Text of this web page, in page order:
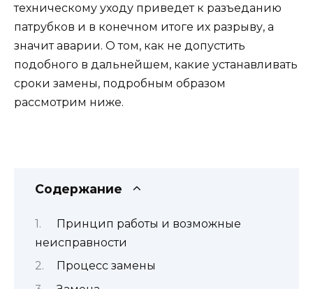
техническому уходу приведет к разъеданию
патрубков и в конечном итоге их разрыву, а
значит аварии. О том, как не допустить
подобного в дальнейшем, какие устанавливать
сроки замены, подробным образом
рассмотрим ниже.
Содержание
Принцип работы и возможные
неисправности
Процесс замены